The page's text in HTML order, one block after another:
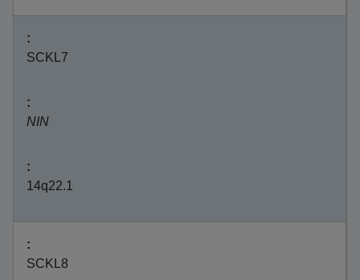
SCKL7
NIN
14q22.1
SCKL8